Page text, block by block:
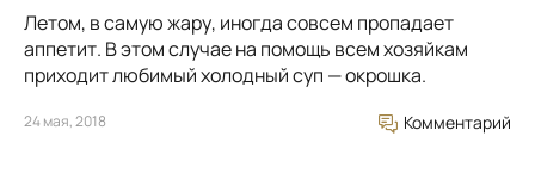
Летом, в самую жару, иногда совсем пропадает
аппетит. В этом случае на помощь всем хозяйкам
приходит любимый холодный суп — окрошка.
24 мая, 2018 Комментарий